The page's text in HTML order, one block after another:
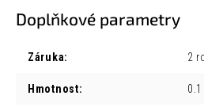
Doplňkové parametry
Záruka: 2
Hmotnost: